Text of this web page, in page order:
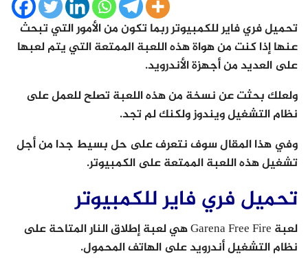
تحميل فري فاير للكمبيوتر ربما تكون من الأمور التي تبحث
عنها إذا كنت من هواة هذه اللعبة الممتعة التي يتم لعبها
على العديد من أجهزة الأندرويد.
ولعلك بحثت عن نسخة من هذه اللعبة تصلح للعمل على
نظام التشغيل ويندوز ولكنك لم تجد.
وفي هذا المقال سوف نتعرف على حل بسيط جدا من أجل
تشغيل هذه اللعبة الممتعة على الكمبيوتر.
تحميل فري فاير للكمبيوتر
لعبة Garena Free Fire هي لعبة إطلاق النار المتاحة على
نظام التشغيل أندرويد على الهاتف المحمول.